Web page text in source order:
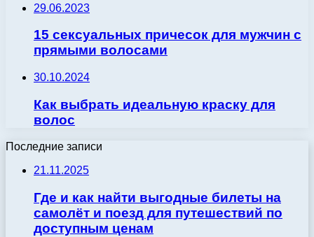
29.06.2023
15 сексуальных причесок для мужчин с
прямыми волосами
30.10.2024
Как выбрать идеальную краску для
волос
Последние записи
21.11.2025
Где и как найти выгодные билеты на
самолёт и поезд для путешествий по
доступным ценам